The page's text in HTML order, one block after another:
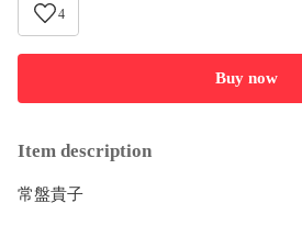
4
Buy now
Item description
常盤貴子